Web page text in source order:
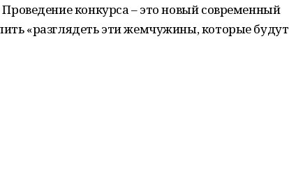
конкурса – это новый современный
«разглядеть эти жемчужины, которые будут